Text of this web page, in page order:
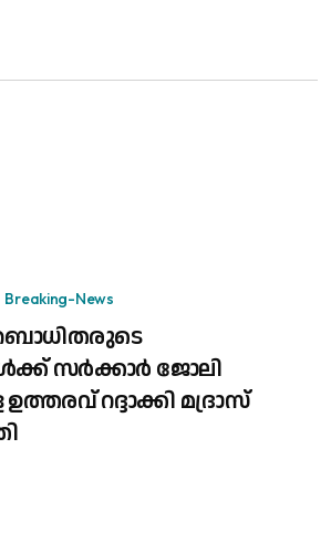
Breaking-News
സർക്കാർ ജോലി
റദ്ദാക്കി മദ്രാസ്